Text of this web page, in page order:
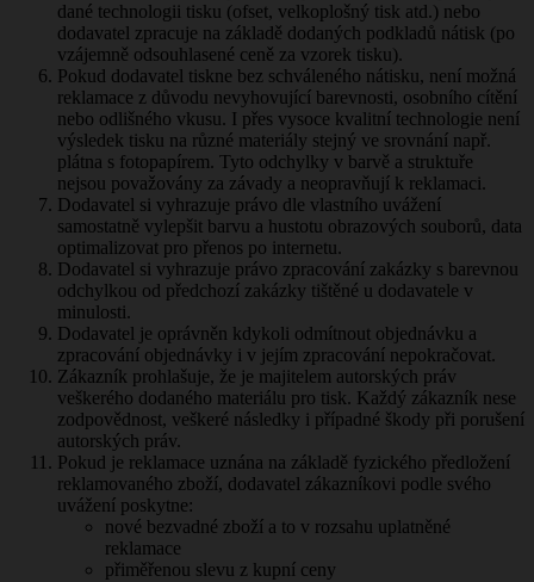
dané technologii tisku (ofset, velkoplošný tisk atd.) nebo
dodavatel zpracuje na základě dodaných podkladů nátisk (po
vzájemně odsouhlasené ceně za vzorek tisku).
Pokud dodavatel tiskne bez schváleného nátisku, není možná
reklamace z důvodu nevyhovující barevnosti, osobního cítění
nebo odlišného vkusu. I přes vysoce kvalitní technologie není
výsledek tisku na různé materiály stejný ve srovnání např.
plátna s fotopapírem. Tyto odchylky v barvě a struktuře
nejsou považovány za závady a neopravňují k reklamaci.
Dodavatel si vyhrazuje právo dle vlastního uvážení
samostatně vylepšit barvu a hustotu obrazových souborů, data
optimalizovat pro přenos po internetu.
Dodavatel si vyhrazuje právo zpracování zakázky s barevnou
odchylkou od předchozí zakázky tištěné u dodavatele v
minulosti.
Dodavatel je oprávněn kdykoli odmítnout objednávku a
zpracování objednávky i v jejím zpracování nepokračovat.
Zákazník prohlašuje, že je majitelem autorských práv
veškerého dodaného materiálu pro tisk. Každý zákazník nese
zodpovědnost, veškeré následky i případné škody při porušení
autorských práv.
Pokud je reklamace uznána na základě fyzického předložení
reklamovaného zboží, dodavatel zákazníkovi podle svého
uvážení poskytne:
nové bezvadné zboží a to v rozsahu uplatněné
reklamace
přiměřenou slevu z kupní ceny